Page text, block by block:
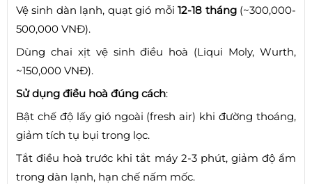
Vệ sinh dàn lạnh, quạt gió mỗi12-18 tháng(~300,000-
500,000 VNĐ).
Dùng chai xịt vệ sinh điều hoà (Liqui Moly, Wurth,
~150,000 VNĐ).
Sử dụng điều hoà đúng cách:
Bật chế độ lấy gió ngoài (fresh air) khi đường thoáng,
giảm tích tụ bụi trong lọc.
Tắt điều hoà trước khi tắt máy 2-3 phút, giảm độ ẩm
trong dàn lạnh, hạn chế nấm mốc.